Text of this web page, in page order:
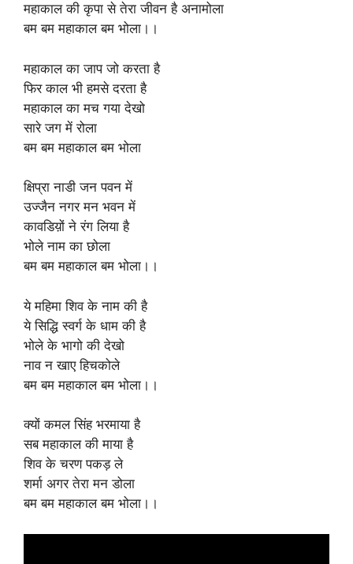
महाकाल की कृपा से तेरा जीवन है अनामोला
बम बम महाकाल बम भोला।।
महाकाल का जाप जो करता है
फिर काल भी हमसे दरता है
महाकाल का मच गया देखो
सारे जग में रोला
बम बम महाकाल बम भोला
क्षिप्रा नाडी जन पवन में
उज्जैन नगर मन भवन में
कावडिय़ों ने रंग लिया है
भोले नाम का छोला
बम बम महाकाल बम भोला।।
ये महिमा शिव के नाम की है
ये सिद्धि स्वर्ग के धाम की है
भोले के भागो की देखो
नाव न खाए हिचकोले
बम बम महाकाल बम भोला।।
क्यों कमल सिंह भरमाया है
सब महाकाल की माया है
शिव के चरण पकड़ ले
शर्मा अगर तेरा मन डोला
बम बम महाकाल बम भोला।।